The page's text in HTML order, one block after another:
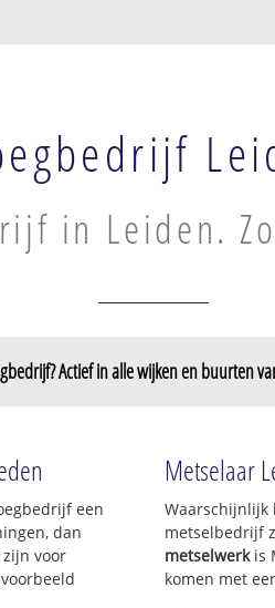
in Leiden.
Actief in alle wijken en buurten
Noorderkwartier
De Kooi
Merenwijkdistrict
Slaaghwijk
Zijlwijk-Zuid
een
dan
voor
Metselaar
Waarschijnlijk
metselbedrijf
metselwerkis
komen met